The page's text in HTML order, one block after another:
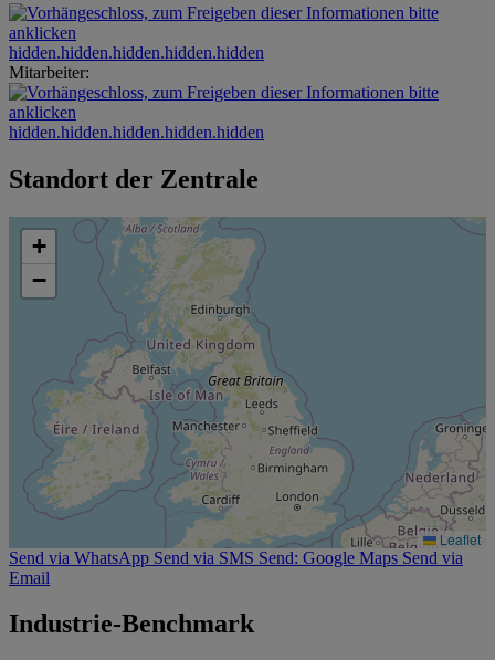
hidden.hidden.hidden.hidden.hidden
Mitarbeiter:
hidden.hidden.hidden.hidden.hidden
Standort der Zentrale
+
−
Leaflet
Send via WhatsApp Send via SMS Send: Google Maps Send via
Email
Industrie-Benchmark